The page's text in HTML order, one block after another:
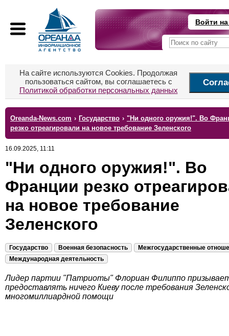
Войти
На сайте используются Cookies. Продолжая
пользоваться сайтом, вы соглашаетесь с
Политикой обработки персональных данных
Oreanda-News.com › Государство › "Ни одного оружия!". Во
резко отреагировали на новое требование Зеленского
16.09.2025, 11:11
"Ни одного оружия!". Во
Франции резко
на новое требование
Зеленского
Государство Военная безопасность
Межгосударственные
Международная деятельность
Лидер партии "Патриоты" Флориан Филиппо
предоставлять ничего Киеву после требования
многомиллиардной помощи